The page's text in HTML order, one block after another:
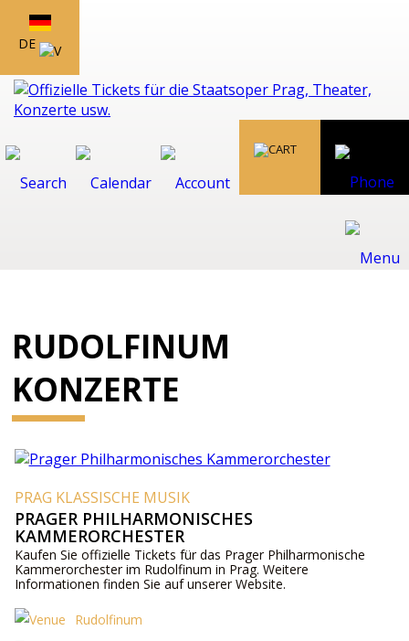
DE
RUDOLFINUM
KONZERTE
PRAG KLASSISCHE MUSIK
PRAGER PHILHARMONISCHES
KAMMERORCHESTER
Kaufen Sie offizielle Tickets für das Prager Philharmonische
Kammerorchester im Rudolfinum in Prag. Weitere
Informationen finden Sie auf unserer Website.
Rudolfinum